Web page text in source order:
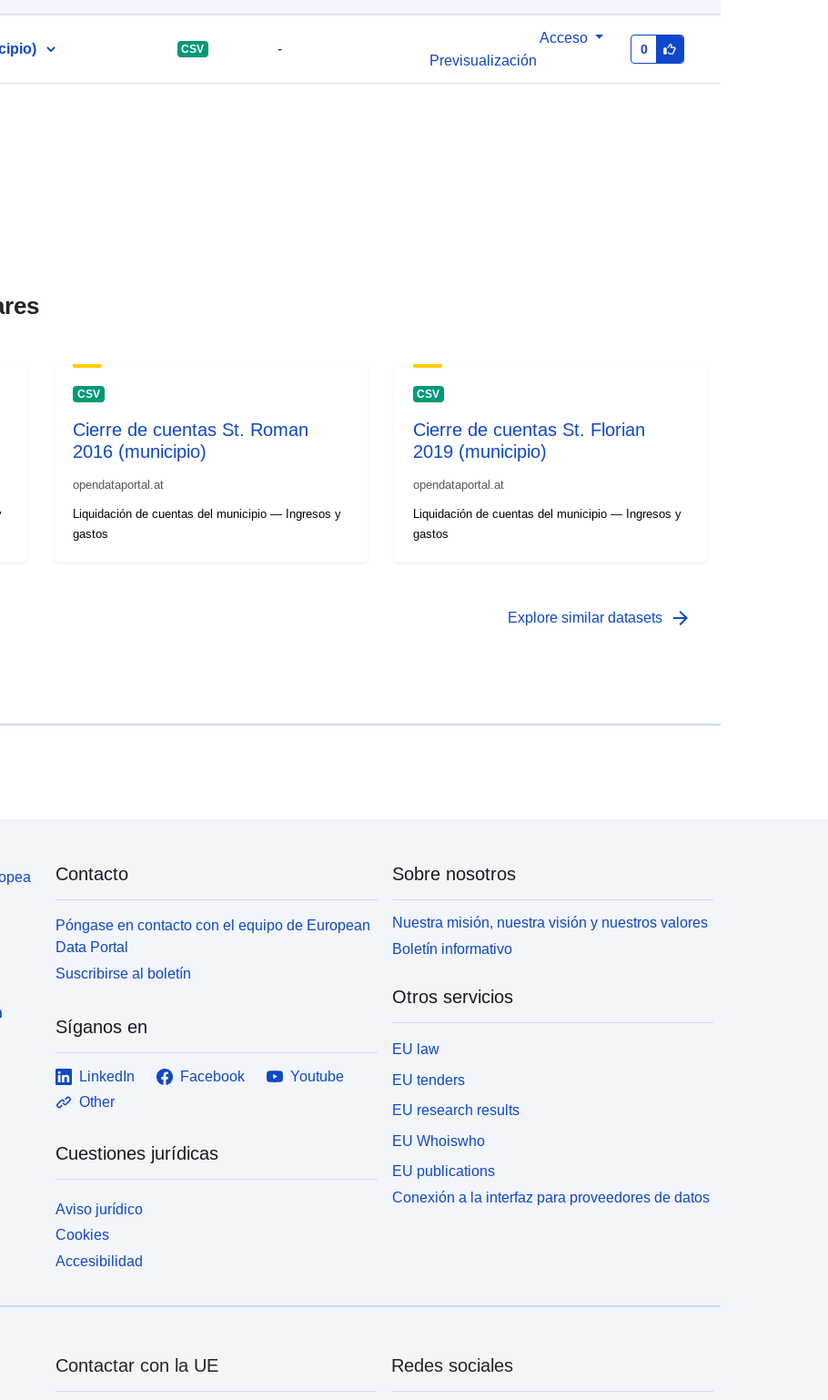
CSV -
Acceso
Previsualización
0
CSV
Cierre de cuentas St. Roman
2016 (municipio)
opendataportal.at
Liquidación de cuentas del municipio — Ingresos y
gastos
CSV
Cierre de cuentas St. Florian
2019 (municipio)
opendataportal.at
Liquidación de cuentas del municipio — Ingresos y
gastos
Explore similar datasets arrow_forward
Contacto
Póngase en contacto con el equipo de European
Data Portal
Suscribirse al boletín
Síganos en
LinkedIn Facebook
Youtube
Other
Cuestiones jurídicas
Aviso jurídico
Cookies
Accesibilidad
Sobre nosotros
Nuestra misión, nuestra visión y nuestros valores
Boletín informativo
Otros servicios
EU law
EU tenders
EU research results
EU Whoiswho
EU publications
Conexión a la interfaz para proveedores de datos
Contactar con la UE Redes sociales